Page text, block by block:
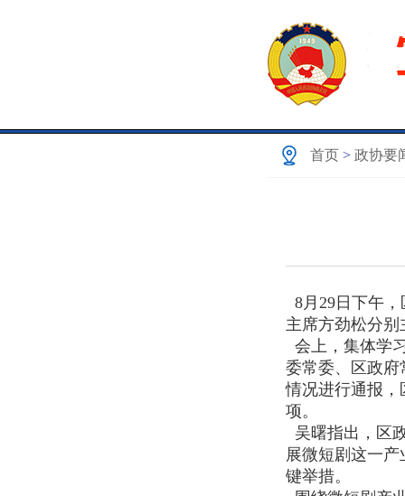
首页 > 政协要
8月29日下午
主席方劲松分
会上，集体学
委常委、区政
情况进行通报，
项。
吴曙指出，区
展微短剧这一
键举措。